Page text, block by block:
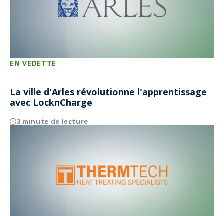
EN VEDETTE
La ville d'Arles révolutionne l'apprentissage
avec LocknCharge
3 minute de lecture